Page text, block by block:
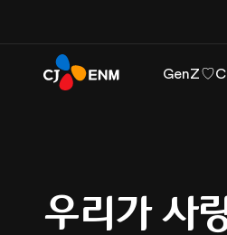
우리가 사